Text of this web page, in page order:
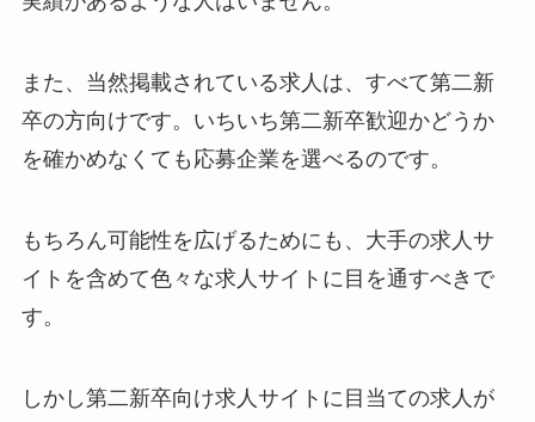
また、当然掲載されている求人は、すべて第二新
卒の方向けです。いちいち第二新卒歓迎かどうか
を確かめなくても応募企業を選べるのです。
もちろん可能性を広げるためにも、大手の求人サ
イトを含めて色々な求人サイトに目を通すべきで
す。
しかし第二新卒向け求人サイトに目当ての求人が